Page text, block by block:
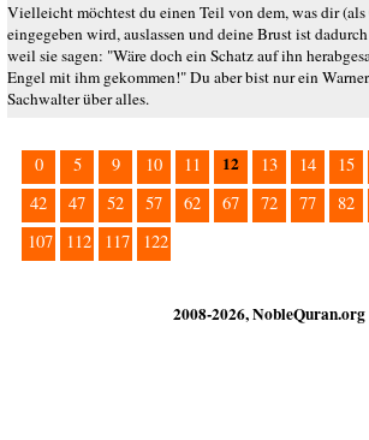
Vielleicht möchtest du einen Teil von dem, was dir
eingegeben wird, auslassen und deine Brust ist
weil sie sagen: "Wäre doch ein Schatz auf ihn
Engel mit ihm gekommen!" Du aber bist nur ein
Sachwalter über alles.
0 5 9 10 11 12 13 14 15
42
47 52 57 62 67 72 77 82
107
112 117 122
2008-2026, NobleQuran.org